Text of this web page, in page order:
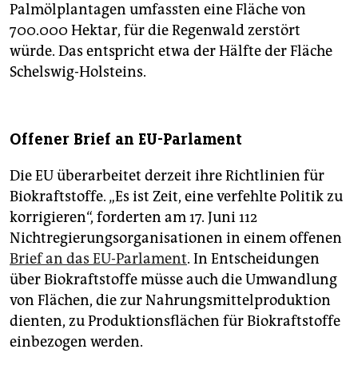
Palmölplantagen umfassten eine Fläche von
700.000 Hektar, für die Regenwald zerstört
würde. Das entspricht etwa der Hälfte der Fläche
Schelswig-Holsteins.
Offener Brief an EU-Parlament
Die EU überarbeitet derzeit ihre Richtlinien für
Biokraftstoffe. „Es ist Zeit, eine verfehlte Politik zu
korrigieren“, forderten am 17. Juni 112
Nichtregierungsorganisationen in einem offenen
Brief an das EU-Parlament. In Entscheidungen
über Biokraftstoffe müsse auch die Umwandlung
von Flächen, die zur Nahrungsmittelproduktion
dienten, zu Produktionsflächen für Biokraftstoffe
einbezogen werden.